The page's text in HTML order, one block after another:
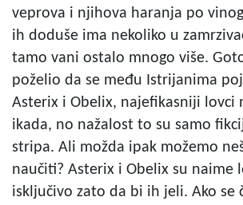
veprova i njihova haranja po
ih doduše ima nekoliko u
tamo vani ostalo mnogo više.
poželio da se među Istrijanima
Asterix i Obelix, najefikasniji lovci
ikada, no nažalost to su samo
stripa. Ali možda ipak možemo
naučiti? Asterix i Obelix su naime
isključivo zato da bi ih jeli. Ako se